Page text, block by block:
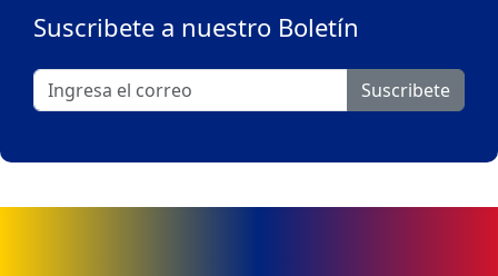
Suscribete a nuestro Boletín
Suscribete